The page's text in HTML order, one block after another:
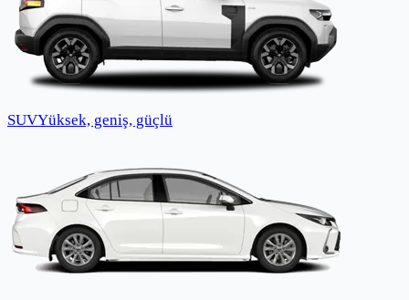
SUVYüksek, geniş, güçlü